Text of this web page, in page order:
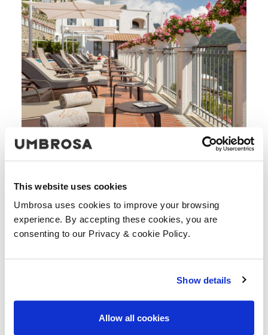
This website uses cookies
Umbrosa uses cookies to improve your browsing
experience. By accepting these cookies, you are
consenting to our Privacy & cookie Policy.
Show details
Allow all cookies